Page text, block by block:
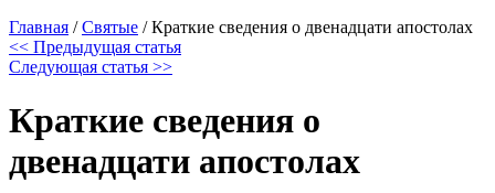
Главная /Святые /Краткие сведения о двенадцати апостолах
<< Предыдущая статья
Следующая статья >>
Краткие сведения о
двенадцати апостолах